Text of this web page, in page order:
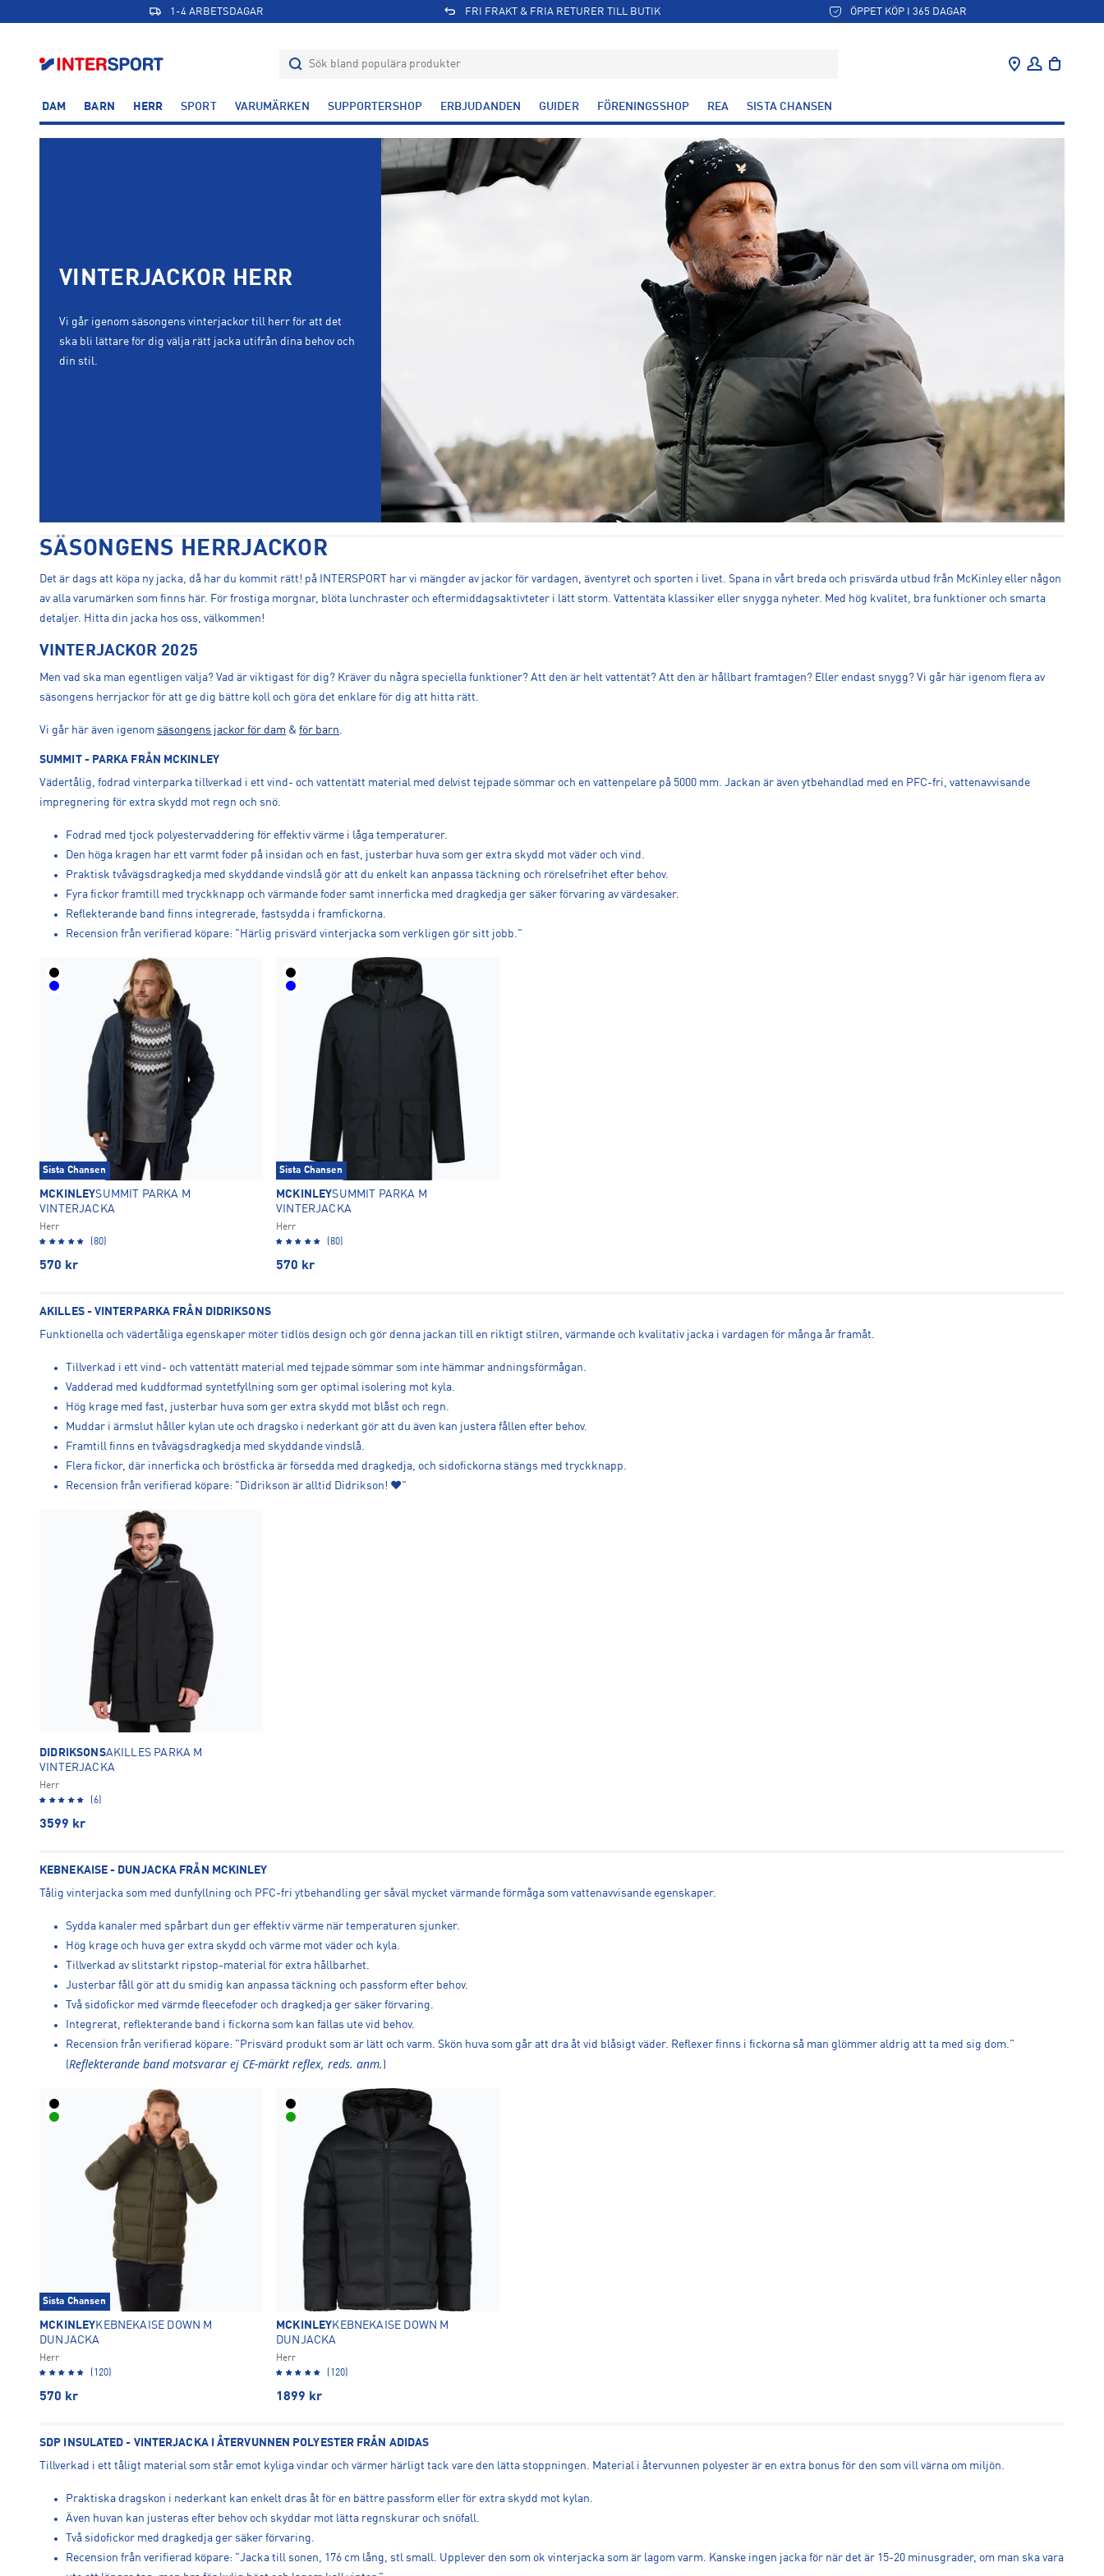
1-4 ARBETSDAGAR FRI FRAKT & FRIA RETURER TILL BUTIK ÖPPET KÖP I 365 DAGAR
DAM BARN HERR SPORT VARUMÄRKEN SUPPORTERSHOP ERBJUDANDEN GUIDER FÖRENINGSSHOP REA SISTA CHANSEN
VINTERJACKOR HERR
Vi går igenom säsongens vinterjackor till herr för att det
ska bli lättare för dig välja rätt jacka utifrån dina behov och
din stil.
SÄSONGENS HERRJACKOR
Det är dags att köpa ny jacka, då har du kommit rätt! på INTERSPORT har vi mängder av jackor för vardagen, äventyret och sporten i livet. Spana in vårt breda och prisvärda utbud från McKinley eller någon
av alla varumärken som finns här. För frostiga morgnar, blöta lunchraster och eftermiddagsaktivteter i lätt storm. Vattentäta klassiker eller snygga nyheter. Med hög kvalitet, bra funktioner och smarta
detaljer. Hitta din jacka hos oss, välkommen!
VINTERJACKOR 2025
Men vad ska man egentligen välja? Vad är viktigast för dig? Kräver du några speciella funktioner? Att den är helt vattentät? Att den är hållbart framtagen? Eller endast snygg? Vi går här igenom flera av
säsongens herrjackor för att ge dig bättre koll och göra det enklare för dig att hitta rätt.
Vi går här även igenom säsongens jackor för dam & för barn.
SUMMIT - PARKA FRÅN MCKINLEY
Vädertålig, fodrad vinterparka tillverkad i ett vind- och vattentätt material med delvist tejpade sömmar och en vattenpelare på 5000 mm. Jackan är även ytbehandlad med en PFC-fri, vattenavvisande
impregnering för extra skydd mot regn och snö.
Fodrad med tjock polyestervaddering för effektiv värme i låga temperaturer.
Den höga kragen har ett varmt foder på insidan och en fast, justerbar huva som ger extra skydd mot väder och vind.
Praktisk tvåvägsdragkedja med skyddande vindslå gör att du enkelt kan anpassa täckning och rörelsefrihet efter behov.
Fyra fickor framtill med tryckknapp och värmande foder samt innerficka med dragkedja ger säker förvaring av värdesaker.
Reflekterande band finns integrerade, fastsydda i framfickorna.
Recension från verifierad köpare: "Härlig prisvärd vinterjacka som verkligen gör sitt jobb."
Sista Chansen
MCKINLEYSUMMIT PARKA M
VINTERJACKA
Herr
(80)
570 kr
Sista Chansen
MCKINLEYSUMMIT PARKA M
VINTERJACKA
Herr
(80)
570 kr
AKILLES - VINTERPARKA FRÅN DIDRIKSONS
Funktionella och vädertåliga egenskaper möter tidlös design och gör denna jackan till en riktigt stilren, värmande och kvalitativ jacka i vardagen för många år framåt.
Tillverkad i ett vind- och vattentätt material med tejpade sömmar som inte hämmar andningsförmågan.
Vadderad med kuddformad syntetfyllning som ger optimal isolering mot kyla.
Hög krage med fast, justerbar huva som ger extra skydd mot blåst och regn.
Muddar i ärmslut håller kylan ute och dragsko i nederkant gör att du även kan justera fållen efter behov.
Framtill finns en tvåvägsdragkedja med skyddande vindslå.
Flera fickor, där innerficka och bröstficka är försedda med dragkedja, och sidofickorna stängs med tryckknapp.
Recension från verifierad köpare: "Didrikson är alltid Didrikson! ❤️"
DIDRIKSONSAKILLES PARKA M
VINTERJACKA
Herr
(6)
3599 kr
KEBNEKAISE - DUNJACKA FRÅN MCKINLEY
Tålig vinterjacka som med dunfyllning och PFC-fri ytbehandling ger såväl mycket värmande förmåga som vattenavvisande egenskaper.
Sydda kanaler med spårbart dun ger effektiv värme när temperaturen sjunker.
Hög krage och huva ger extra skydd och värme mot väder och kyla.
Tillverkad av slitstarkt ripstop-material för extra hållbarhet.
Justerbar fåll gör att du smidig kan anpassa täckning och passform efter behov.
Två sidofickor med värmde fleecefoder och dragkedja ger säker förvaring.
Integrerat, reflekterande band i fickorna som kan fällas ute vid behov.
Recension från verifierad köpare: "Prisvärd produkt som är lätt och varm. Skön huva som går att dra åt vid blåsigt väder. Reflexer finns i fickorna så man glömmer aldrig att ta med sig dom."
(Reflekterande band motsvarar ej CE-märkt reflex, reds. anm. )
Sista Chansen
MCKINLEYKEBNEKAISE DOWN M
DUNJACKA
Herr
(120)
570 kr
MCKINLEYKEBNEKAISE DOWN M
DUNJACKA
Herr
(120)
1899 kr
SDP INSULATED - VINTERJACKA I ÅTERVUNNEN POLYESTER FRÅN ADIDAS
Tillverkad i ett tåligt material som står emot kyliga vindar och värmer härligt tack vare den lätta stoppningen. Material i återvunnen polyester är en extra bonus för den som vill värna om miljön.
Praktiska dragskon i nederkant kan enkelt dras åt för en bättre passform eller för extra skydd mot kylan.
Även huvan kan justeras efter behov och skyddar mot lätta regnskurar och snöfall.
Två sidofickor med dragkedja ger säker förvaring.
Recension från verifierad köpare: "Jacka till sonen, 176 cm lång, stl small. Upplever den som ok vinterjacka som är lagom varm. Kanske ingen jacka för när det är 15-20 minusgrader, om man ska vara